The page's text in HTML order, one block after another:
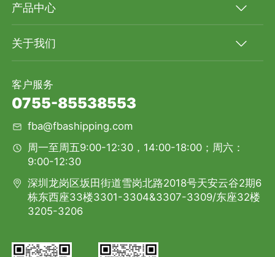
产品中心
关于我们
客户服务
0755-85538553
fba@fbashipping.com
周一至周五9:00-12:30，14:00-18:00；周六：
9:00-12:30
深圳龙岗区坂田街道雪岗北路2018号天安云谷2期6
栋东西座33楼3301-3304&3307-3309/东座32楼
3205-3206